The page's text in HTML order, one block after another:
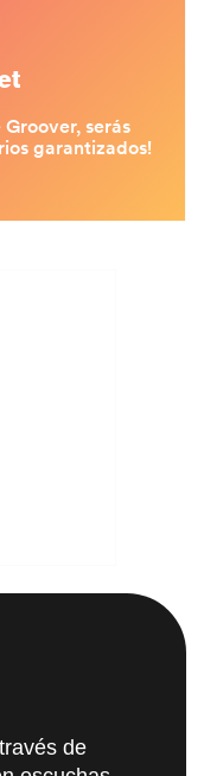
de